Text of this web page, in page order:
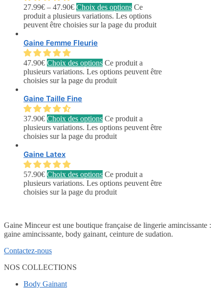
27.99€ – 47.90€ Choix des options Ce
produit a plusieurs variations. Les options
peuvent être choisies sur la page du produit
Gaine Femme Fleurie
47.90€ Choix des options Ce produit a
plusieurs variations. Les options peuvent être
choisies sur la page du produit
Gaine Taille Fine
37.90€ Choix des options Ce produit a
plusieurs variations. Les options peuvent être
choisies sur la page du produit
Gaine Latex
57.90€ Choix des options Ce produit a
plusieurs variations. Les options peuvent être
choisies sur la page du produit
Gaine Minceur est une boutique française de lingerie amincissante :
gaine amincissante, body gainant, ceinture de sudation.
Contactez-nous
NOS COLLECTIONS
Body Gainant